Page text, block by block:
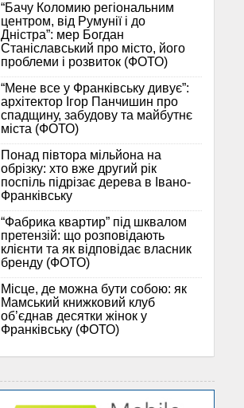
“Бачу Коломию регіональним
центром, від Румунії і до
Дністра”: мер Богдан
Станіславський про місто, його
проблеми і розвиток (ФОТО)
“Мене все у Франківську дивує”:
архітектор Ігор Панчишин про
спадщину, забудову та майбутнє
міста (ФОТО)
Понад півтора мільйона на
обрізку: хто вже другий рік
поспіль підрізає дерева в Івано-
Франківську
“Фабрика квартир” під шквалом
претензій: що розповідають
клієнти та як відповідає власник
бренду (ФОТО)
Місце, де можна бути собою: як
Мамський книжковий клуб
об’єднав десятки жінок у
Франківську (ФОТО)